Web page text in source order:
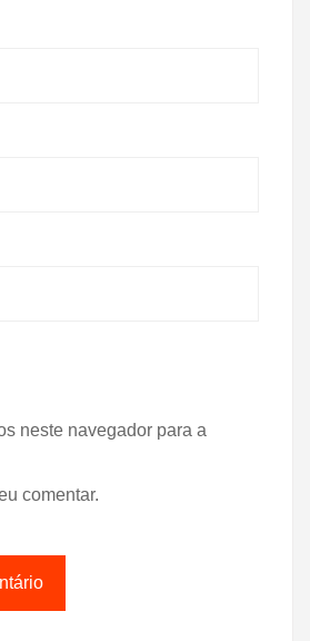
neste navegador para a
comentar.